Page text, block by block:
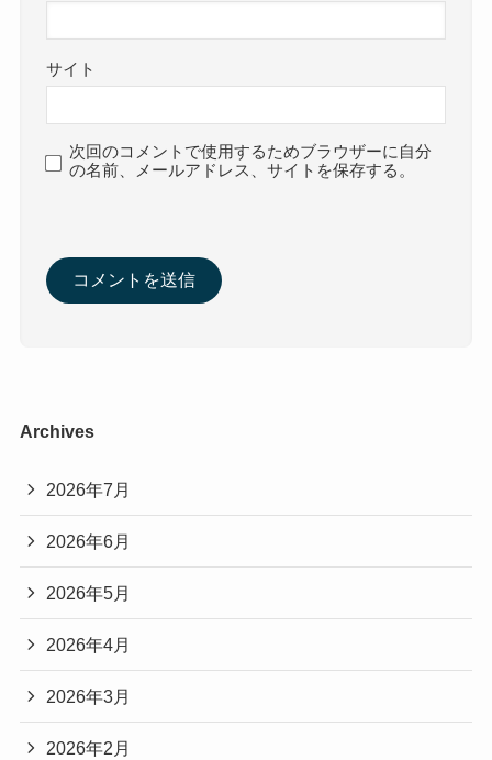
サイト
次回のコメントで使用するためブラウザーに自分
の名前、メールアドレス、サイトを保存する。
Archives
2026年7月
2026年6月
2026年5月
2026年4月
2026年3月
2026年2月